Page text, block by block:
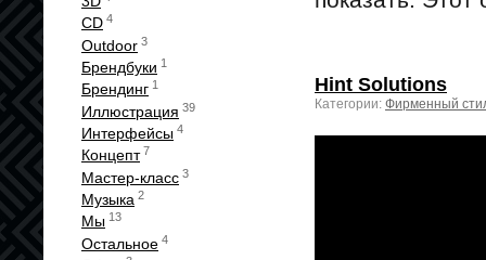
CD 4
Outdoor 3
Брендбуки 1
Брендинг 1
Иллюстрация 39
Интерфейсы 4
Концепт 7
Мастер-класс 3
Музыка 2
Мы 13
Остальное 4
Hint Solutions
Категории: Фирменный